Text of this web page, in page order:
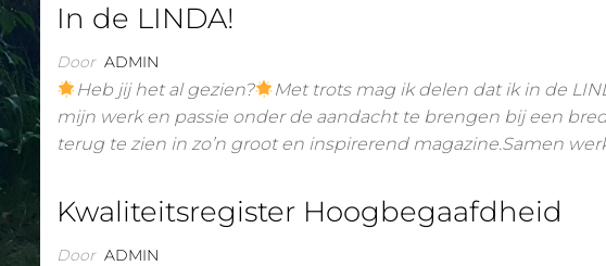
In de LINDA!
Door ADMIN
Heb jij het al gezien?
Met trots mag ik delen dat ik in de
mijn werk en passie onder de aandacht te brengen bij een
terug te zien in zo’n groot en inspirerend magazine.Samen
Kwaliteitsregister Hoogbegaafdheid
Door ADMIN